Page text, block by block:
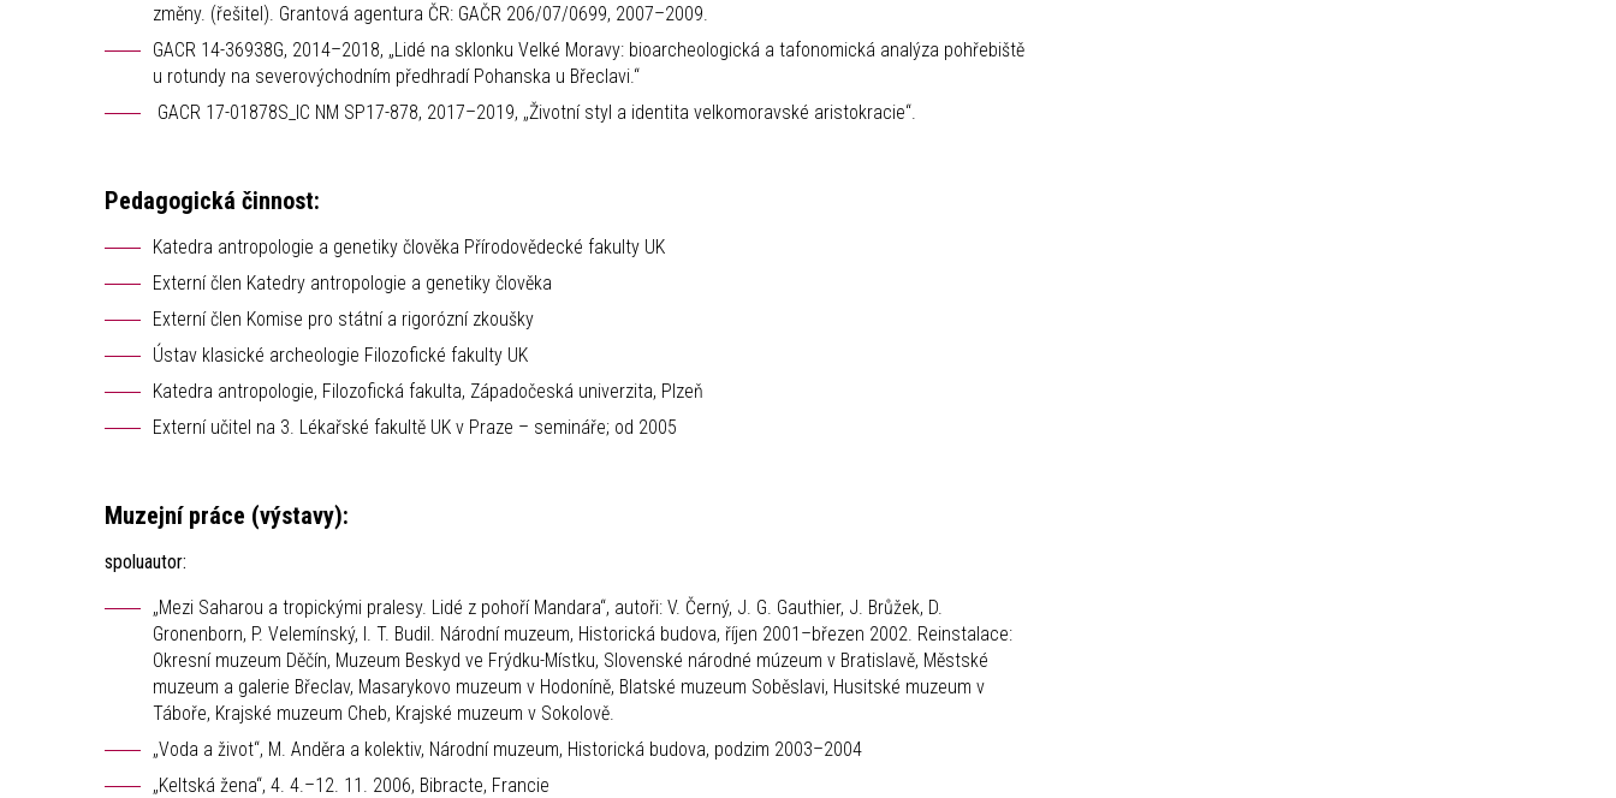
změny. (řešitel). Grantová agentura ČR: GAČR 206/07/0699, 2007–2009.
GACR 14-36938G, 2014–2018, „Lidé na sklonku Velké Moravy: bioarcheologická a tafonomická analýza pohřebiště
u rotundy na severovýchodním předhradí Pohanska u Břeclavi.“
GACR 17-01878S_IC NM SP17-878, 2017–2019, „Životní styl a identita velkomoravské aristokracie“.
Pedagogická činnost:
Katedra antropologie a genetiky člověka Přírodovědecké fakulty UK
Externí člen Katedry antropologie a genetiky člověka
Externí člen Komise pro státní a rigorózní zkoušky
Ústav klasické archeologie Filozofické fakulty UK
Katedra antropologie, Filozofická fakulta, Západočeská univerzita, Plzeň
Externí učitel na 3. Lékařské fakultě UK v Praze – semináře; od 2005
Muzejní práce (výstavy):
spoluautor:
„Mezi Saharou a tropickými pralesy. Lidé z pohoří Mandara“, autoři: V. Černý, J. G. Gauthier, J. Brůžek, D.
Gronenborn, P. Velemínský, I. T. Budil. Národní muzeum, Historická budova, říjen 2001–březen 2002. Reinstalace:
Okresní muzeum Děčín, Muzeum Beskyd ve Frýdku-Místku, Slovenské národné múzeum v Bratislavě, Městské
muzeum a galerie Břeclav, Masarykovo muzeum v Hodoníně, Blatské muzeum Soběslavi, Husitské muzeum v
Táboře, Krajské muzeum Cheb, Krajské muzeum v Sokolově.
„Voda a život“, M. Anděra a kolektiv, Národní muzeum, Historická budova, podzim 2003–2004
„Keltská žena“, 4. 4.–12. 11. 2006, Bibracte, Francie